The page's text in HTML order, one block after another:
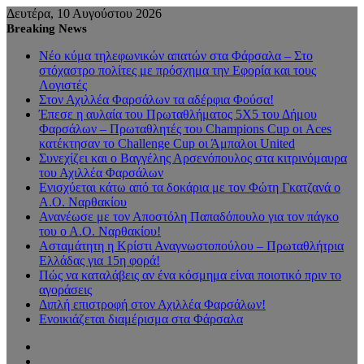
Δευτέρα, 10 Αυγούστου 2026
Breaking News
Νέο κύμα τηλεφωνικών απατών στα Φάρσαλα – Στο
στόχαστρο πολίτες με πρόσχημα την Εφορία και τους
Λογιστές
Στον Αχιλλέα Φαρσάλων τα αδέρφια Φούσα!
Έπεσε η αυλαία του Πρωταθλήματος 5Χ5 του Δήμου
Φαρσάλων – Πρωταθλητές του Champions Cup οι Aces
κατέκτησαν το Challenge Cup οι Άμπαλοι United
Συνεχίζει και ο Βαγγέλης Αρσενόπουλος στα κιτρινόμαυρα
του Αχιλλέα Φαρσάλων
Ενισχύεται κάτω από τα δοκάρια με τον Φώτη Γκατζανά ο
Α.Ο. Ναρθακίου
Ανανέωσε με τον Αποστόλη Παπαδόπουλο για τον πάγκο
του ο Α.Ο. Ναρθακίου!
Ασταμάτητη η Κρίστι Αναγνωστοπούλου – Πρωταθλήτρια
Ελλάδας για 15η φορά!
Πώς να καταλάβεις αν ένα κόσμημα είναι ποιοτικό πριν το
αγοράσεις
Διπλή επιστροφή στον Αχιλλέα Φαρσάλων!
Ενοικιάζεται διαμέρισμα στα Φάρσαλα